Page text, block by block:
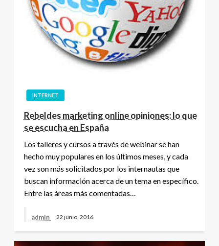
INTERNET
Rebeldes marketing online opiniones: lo que
se escucha en España
Los talleres y cursos a través de webinar se han
hecho muy populares en los últimos meses, y cada
vez son más solicitados por los internautas que
buscan información acerca de un tema en específico.
Entre las áreas más comentadas…
admin 22 junio, 2016